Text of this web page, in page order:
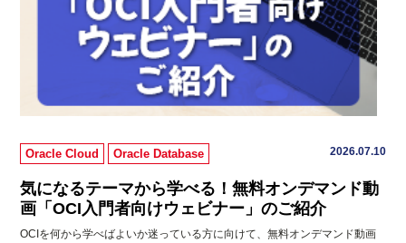
Oracle Cloud Oracle Database 2026.07.10
気になるテーマから学べる！無料オンデマンド動
画「OCI入門者向けウェビナー」のご紹介
OCIを何から学べばよいか迷っている方に向けて、無料オンデマンド動画